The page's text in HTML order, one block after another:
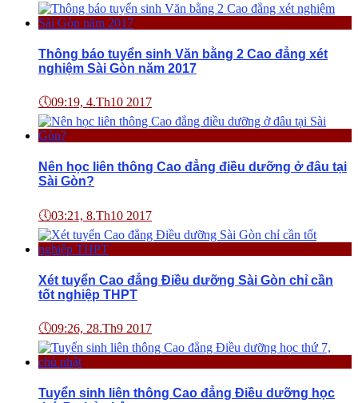
Thông báo tuyển sinh Văn bằng 2 Cao đẳng xét
nghiệm Sài Gòn năm 2017
🕔09:19, 4.Th10 2017
Nên học liên thông Cao đẳng điều dưỡng ở đâu tại
Sài Gòn?
🕔03:21, 8.Th10 2017
Xét tuyển Cao đẳng Điều dưỡng Sài Gòn chỉ cần
tốt nghiệp THPT
🕔09:26, 28.Th9 2017
Tuyển sinh liên thông Cao đẳng Điều dưỡng học